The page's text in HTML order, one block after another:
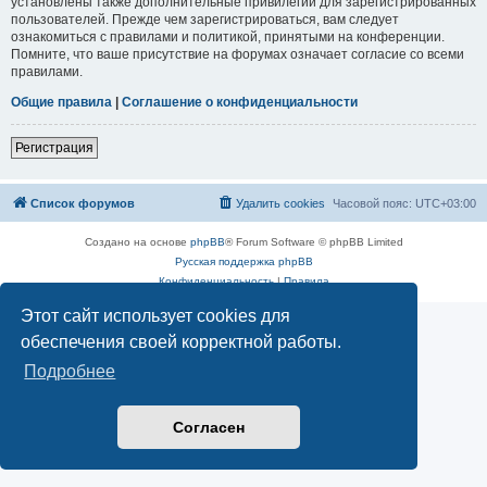
Этот сайт использует cookies для
обеспечения своей корректной работы.
Подробнее
Согласен
пользователей. Прежде чем зарегистрироваться, вам следует
ознакомиться с правилами и политикой, принятыми на конференции.
Помните, что ваше присутствие на форумах означает согласие со всеми
правилами.
Общие правила | Соглашение о конфиденциальности
Регистрация
Список форумов Часовой пояс: UTC+03:00
Удалить cookies
Создано на основе phpBB® Forum Software © phpBB Limited
Русская поддержка phpBB
Конфиденциальность|Правила